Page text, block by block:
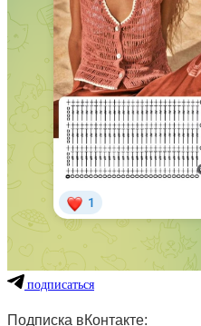
подписаться
Подписка вКонтакте: